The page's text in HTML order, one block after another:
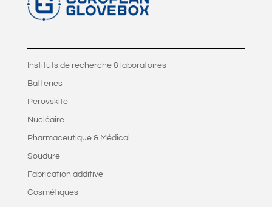
Instituts de recherche & laboratoires
Batteries
Perovskite
Nucléaire
Pharmaceutique & Médical
Soudure
Fabrication additive
Cosmétiques